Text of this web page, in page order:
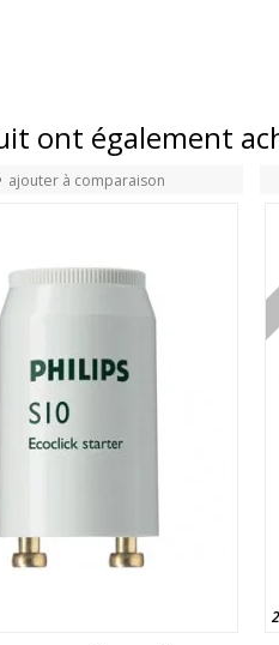
ont également
ajouter à comparaison